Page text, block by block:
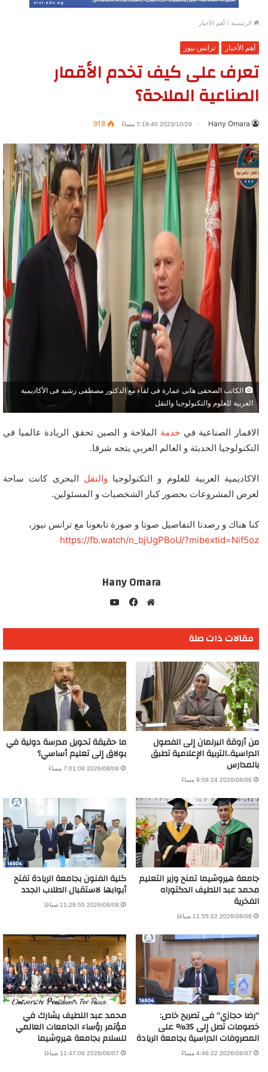
الرئيسية / أهم الأخبار
أهم الأخبار ترانس نيوز
تعرف على كيف تخدم الأقمار
الصناعية الملاحة؟
Hany Omara 2023/10/29 7:19:40 مساءً 918
الكاتب الصحفى هانى عمارة فى لقاء مع الدكتور مصطفى رشيد فى الأكاديمية
العربية للعلوم والتكنولوجيا والنقل
الاقمار الصناعية فيخدمة الملاحة و الصين تحقق الريادة عالميا في
التكنولوجيا الحديثة و العالم العربي يتجه شرقا.
الاكاديمية العربية للعلوم و التكنولوجيا والنقل البحرى كانت ساحة
لعرض المشروعات بحضور كبار الشخصيات و المسئولين.
كنا هناك و رصدنا التفاصيل صوتا و صورة تابعونا مع ترانس نيوز،
https://fb.watch/n_bjUgPBoU/?mibextid=Nif5oz
Hany Omara
الويب
مقالات ذات صلة
من أروقة البرلمان إلى الفصول
الدراسية..التربية الإعلامية تطبق
بالمدارس
2026/08/08 9:59:24 مساءً
ما حقيقة تحويل مدرسة دولية في
بولاق إلى تعليم أساسي؟
2026/08/08 7:01:08 مساءً
جامعة هيروشيما تمنح وزير التعليم
محمد عبد اللطيف الدكتوراه
الفخرية
2026/08/08 11:55:22 صباحًا
كلية الفنون بجامعة الريادة تفتح
أبوابها لاستقبال الطلاب الجدد
2026/08/08 11:28:55 صباحًا
“رضا حجازي” فى تصريح خاص:
خصومات تصل إلى 35% على
المصروفات الدراسية بجامعة الريادة
2026/08/07 4:46:22 مساءً
محمد عبد اللطيف يشارك في
مؤتمر رؤساء الجامعات العالمي
للسلام بجامعة هيروشيما
2026/08/07 11:47:06 صباحًا